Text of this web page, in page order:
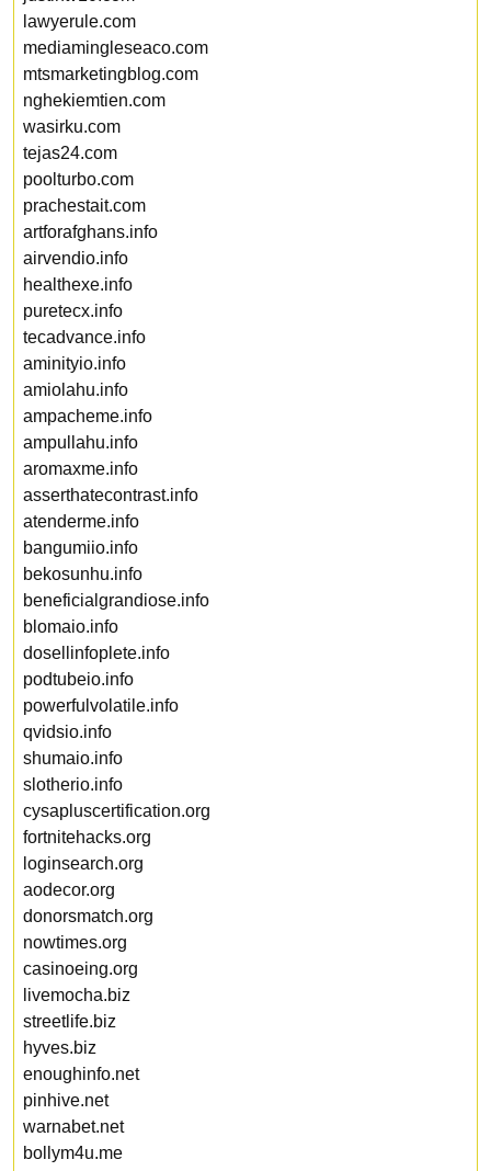
lawyerule.com
mediamingleseaco.com
mtsmarketingblog.com
nghekiemtien.com
wasirku.com
tejas24.com
poolturbo.com
prachestait.com
artforafghans.info
airvendio.info
healthexe.info
puretecx.info
tecadvance.info
aminityio.info
amiolahu.info
ampacheme.info
ampullahu.info
aromaxme.info
asserthatecontrast.info
atenderme.info
bangumiio.info
bekosunhu.info
beneficialgrandiose.info
blomaio.info
dosellinfoplete.info
podtubeio.info
powerfulvolatile.info
qvidsio.info
shumaio.info
slotherio.info
cysapluscertification.org
fortnitehacks.org
loginsearch.org
aodecor.org
donorsmatch.org
nowtimes.org
casinoeing.org
livemocha.biz
streetlife.biz
hyves.biz
enoughinfo.net
pinhive.net
warnabet.net
bollym4u.me